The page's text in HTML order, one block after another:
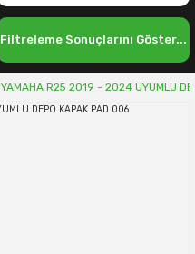
Filtreleme Sonuçlarını Göster...
YAMAHA R25 2019 - 2024 UYUMLU